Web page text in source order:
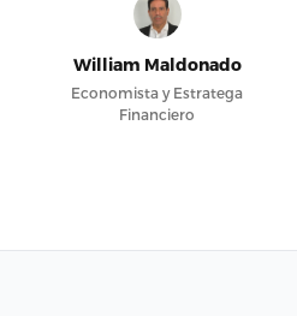
William Maldonado
Economista y Estratega
Financiero